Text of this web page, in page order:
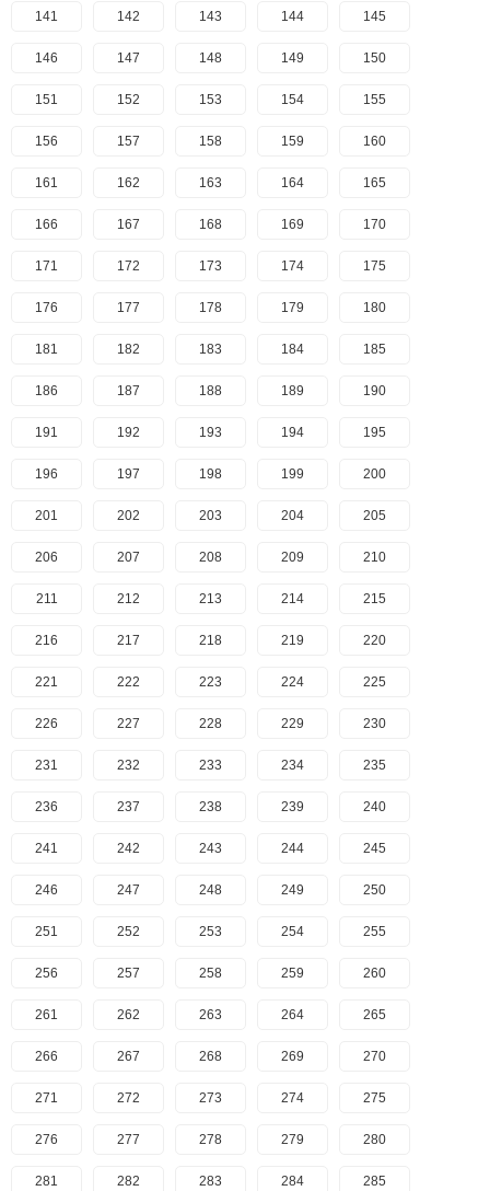
141 142 143 144 145
146 147 148 149 150
151 152 153 154 155
156 157 158 159 160
161 162 163 164 165
166 167 168 169 170
171 172 173 174 175
176 177 178 179 180
181 182 183 184 185
186 187 188 189 190
191 192 193 194 195
196 197 198 199 200
201 202 203 204 205
206 207 208 209 210
211 212 213 214 215
216 217 218 219 220
221 222 223 224 225
226 227 228 229 230
231 232 233 234 235
236 237 238 239 240
241 242 243 244 245
246 247 248 249 250
251 252 253 254 255
256 257 258 259 260
261 262 263 264 265
266 267 268 269 270
271 272 273 274 275
276 277 278 279 280
281 282 283 284 285